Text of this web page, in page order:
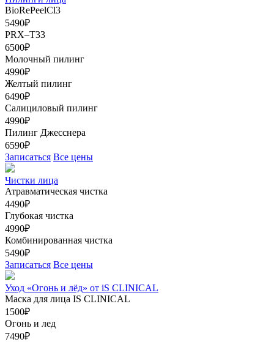
BioRePeelCl3
5490₽
PRX–T33
6500₽
Молочный пилинг
4990₽
Желтый пилинг
6490₽
Салициловый пилинг
4990₽
Пилинг Джесснера
6590₽
Записаться Все цены
Чистки лица
Атравматическая чистка
4490₽
Глубокая чистка
4990₽
Комбинированная чистка
5490₽
Записаться Все цены
Уход «Огонь и лёд» от iS CLINICAL
Маска для лица IS CLINICAL
1500₽
Огонь и лед
7490₽